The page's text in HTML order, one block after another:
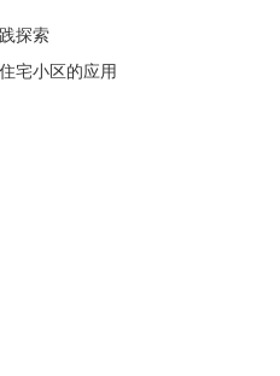
探索
宅小区的应用